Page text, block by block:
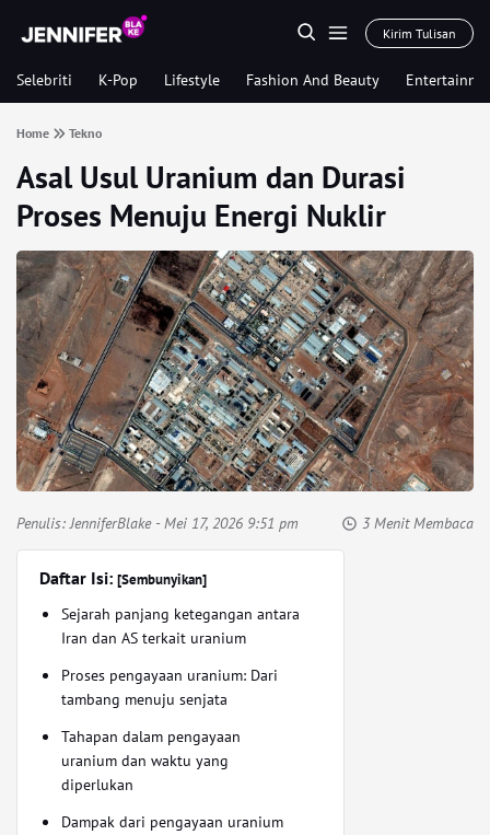
Kirim Tulisan
Selebriti K-Pop Lifestyle Fashion And Beauty
Home Tekno
Asal Usul Uranium dan Durasi
Proses Menuju Energi Nuklir
Penulis:JenniferBlake- Mei 17, 2026 9:51 pm 3 Menit Membaca
Daftar Isi: [Sembunyikan]
Sejarah panjang ketegangan antara
Iran dan AS terkait uranium
Proses pengayaan uranium: Dari
tambang menuju senjata
Tahapan dalam pengayaan
uranium dan waktu yang
diperlukan
Dampak dari pengayaan uranium